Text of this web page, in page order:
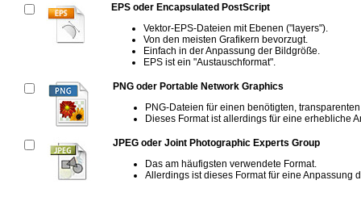
EPS oder Encapsulated PostScript
Vektor-EPS-Dateien mit Ebenen ("layers").
Von den meisten Grafikern bevorzugt.
Einfach in der Anpassung der Bildgröße.
EPS ist ein "Austauschformat".
PNG oder Portable Network Graphics
PNG-Dateien für einen benötigten,
Dieses Format ist allerdings für eine erhebliche
JPEG oder Joint Photographic Experts Group
Das am häufigsten verwendete Format.
Allerdings ist dieses Format für eine Anpassung